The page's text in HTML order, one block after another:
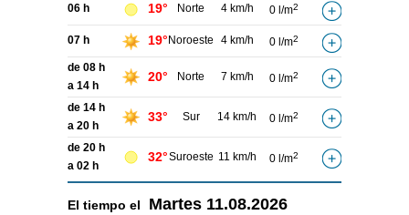
06 h 19° Norte 4 km/h 0 l/m2
07 h 19° Noroeste 4 km/h 0 l/m2
de 08 h
a 14 h
20° Norte 7 km/h 0 l/m2
de 14 h
a 20 h
33° Sur 14 km/h 0 l/m2
de 20 h
a 02 h
32°Suroeste 11 km/h 0 l/m2
El tiempo el Martes 11.08.2026